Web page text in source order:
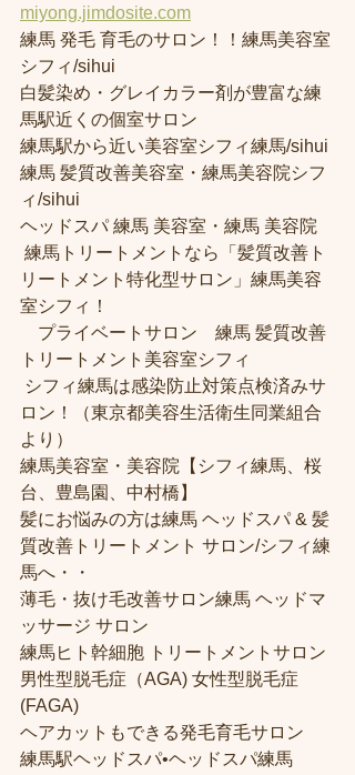
miyong.jimdosite.com
練馬 発毛 育毛のサロン！！練馬美容室
シフィ/sihui
白髪染め・グレイカラー剤が豊富な練
馬駅近くの個室サロン
練馬駅から近い美容室シフィ練馬/sihui
練馬 髪質改善美容室・練馬美容院シフ
ィ/sihui
ヘッドスパ 練馬 美容室・練馬 美容院
練馬トリートメントなら「髪質改善ト
リートメント特化型サロン」練馬美容
室シフィ！
プライベートサロン　練馬 髪質改善
トリートメント美容室シフィ
シフィ練馬は感染防止対策点検済みサ
ロン！（東京都美容生活衛生同業組合
より）
練馬美容室・美容院【シフィ練馬、桜
台、豊島園、中村橋】
髪にお悩みの方は練馬 ヘッドスパ & 髪
質改善トリートメント サロン/シフィ練
馬へ・・
薄毛・抜け毛改善サロン練馬 ヘッドマ
ッサージ サロン
練馬ヒト幹細胞 トリートメントサロン
男性型脱毛症（AGA) 女性型脱毛症
(FAGA)
ヘアカットもできる発毛育毛サロン
練馬駅ヘッドスパ•ヘッドスパ練馬